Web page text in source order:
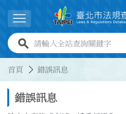
展開選單
全站查詢關鍵字欄位
首頁 錯誤訊息
錯誤訊息